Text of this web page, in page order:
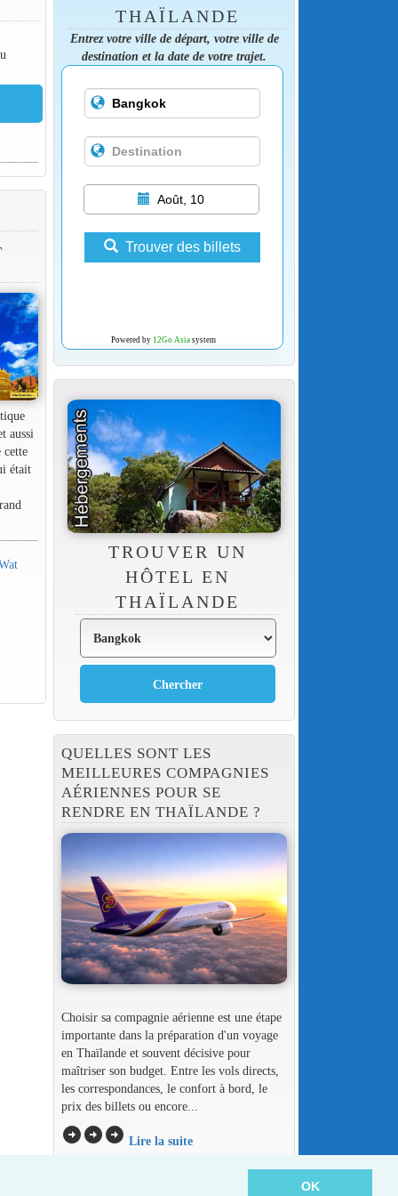
OK
aussi
cette
était
THAÏLANDE
Entrez votre ville de départ, votre ville de
destination et la date de votre trajet.
Août, 10
Trouver des billets
Powered by 12Go Asiasystem
TROUVER UN
HÔTEL EN
THAÏLANDE
QUELLES SONT LES
MEILLEURES COMPAGNIES
AÉRIENNES POUR SE
RENDRE EN THAÏLANDE ?
Choisir sa compagnie aérienne est une étape
importante dans la préparation d'un voyage
en Thaïlande et souvent décisive pour
maîtriser son budget. Entre les vols directs,
les correspondances, le confort à bord, le
prix des billets ou encore...
arrow_circle_rightarrow_circle_rightarrow_circle_right Lire la suite